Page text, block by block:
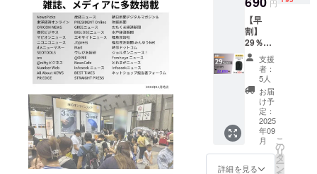
ら商品を開
発すること
をモットー
に活動をし
ています。
より多くの
方々へ製品
の魅力を
知っていた
円
【早
割】
29％OF
F
QUICK
PACK
officer
1個 ※
先着200
名限定※
早割 ：
22,690
円 (税
込・送
支援
者：
5人
お届
け予
定：
2025
年09
月
詳細を見る
こ
の
リ
タ
ー
ン